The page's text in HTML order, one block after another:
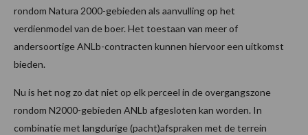
rondom Natura 2000-gebieden als aanvulling op het
verdienmodel van de boer. Het toestaan van meer of
andersoortige ANLb-contracten kunnen hiervoor een uitkomst
bieden.
Nu is het nog zo dat niet op elk perceel in de overgangszone
rondom N2000-gebieden ANLb afgesloten kan worden. In
combinatie met langdurige (pacht)afspraken met de terrein